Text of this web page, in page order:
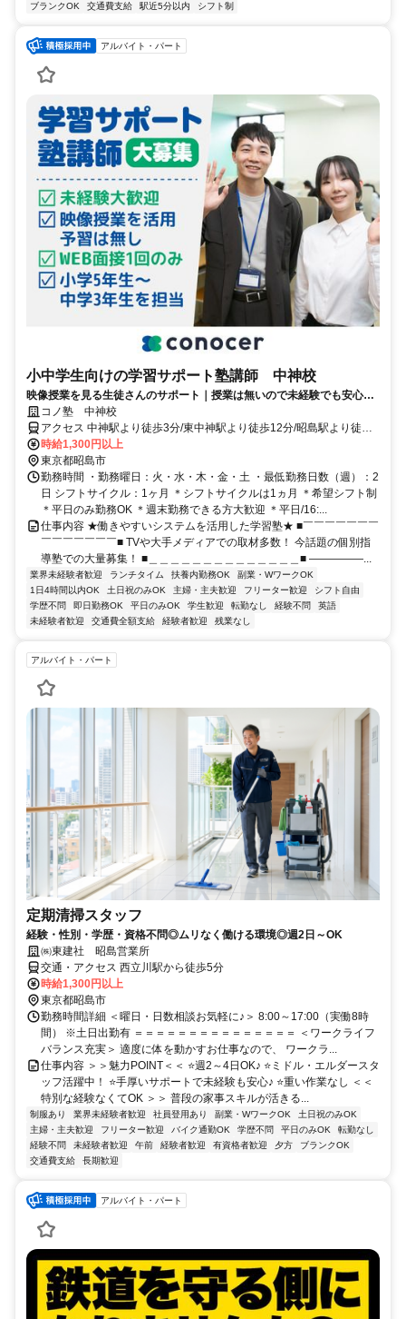
ブランクOK
交通費支給 駅近5分以内 シフト制
アルバイト・パート
小中学生向けの学習サポート塾講師 中神校
映像授業を見る生徒さんのサポート｜授業は無いので未経験でも安心｜
WEB面接/1回｜週2日～OK｜履歴書不要｜応募後はフォームに1分で回
答｜1分単位で給与支給｜WワークOK｜私服勤務｜有給休暇あり｜定時
退社
コノ塾 中神校
アクセス 中神駅より徒歩3分/東中神駅より徒歩12分/昭島駅より徒歩
22分
時給1,300円以上
東京都昭島市
勤務時間 ・勤務曜日：火・水・木・金・土 ・最低勤務日数（週）：2
日 シフトサイクル：1ヶ月 ＊シフトサイクルは1ヵ月 ＊希望シフト制
＊平日のみ勤務OK ＊週末勤務できる方大歓迎 ＊平日/16:...
仕事内容 ★働きやすいシステムを活用した学習塾★ ■￣￣￣￣￣￣￣
￣￣￣￣￣￣￣■ TVや大手メディアでの取材多数！ 今話題の個別指
導塾での大量募集！ ■＿＿＿＿＿＿＿＿＿＿＿＿＿＿■ ―――――...
業界未経験者歓迎 ランチタイム 扶養内勤務OK
副業・WワークOK
1日4時間以内OK
土日祝のみOK 主婦・主夫歓迎 フリーター歓迎
シフト自由
学歴不問
即日勤務OK 平日のみOK 学生歓迎 転勤なし 経験不問
英語
未経験者歓迎
交通費全額支給 経験者歓迎 残業なし
アルバイト・パート
定期清掃スタッフ
経験・性別・学歴・資格不問◎ムリなく働ける環境◎週2日～OK
㈱東建社 昭島営業所
交通・アクセス 西立川駅から徒歩5分
時給1,300円以上
東京都昭島市
勤務時間詳細 ＜曜日・日数相談お気軽に♪＞ 8:00～17:00（実働8時
間） ※土日出勤有 ＝＝＝＝＝＝＝＝＝＝＝＝＝＝＝ ＜ワークライフ
バランス充実＞ 適度に体を動かすお仕事なので、 ワークラ...
仕事内容 ＞＞魅力POINT＜＜ ⭐週2～4日OK♪ ⭐ミドル・エルダースタ
ッフ活躍中！ ⭐手厚いサポートで未経験も安心♪ ⭐重い作業なし ＜＜
特別な経験なくてOK ＞＞ 普段の家事スキルが活きる...
制服あり 業界未経験者歓迎 社員登用あり 副業・WワークOK
土日祝のみOK
主婦・主夫歓迎
フリーター歓迎 バイク通勤OK 学歴不問 平日のみOK
転勤なし
経験不問
未経験者歓迎 午前 経験者歓迎 有資格者歓迎 夕方
ブランクOK
交通費支給
長期歓迎
アルバイト・パート